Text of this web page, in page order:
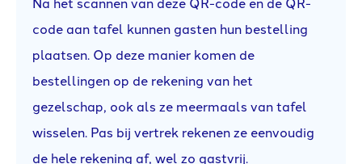
code aan tafel kunnen gasten hun bestelling
plaatsen. Op deze manier komen de
bestellingen op de rekening van het
gezelschap, ook als ze meermaals van tafel
wisselen. Pas bij vertrek rekenen ze eenvoudig
de hele rekening af, wel zo gastvrij.